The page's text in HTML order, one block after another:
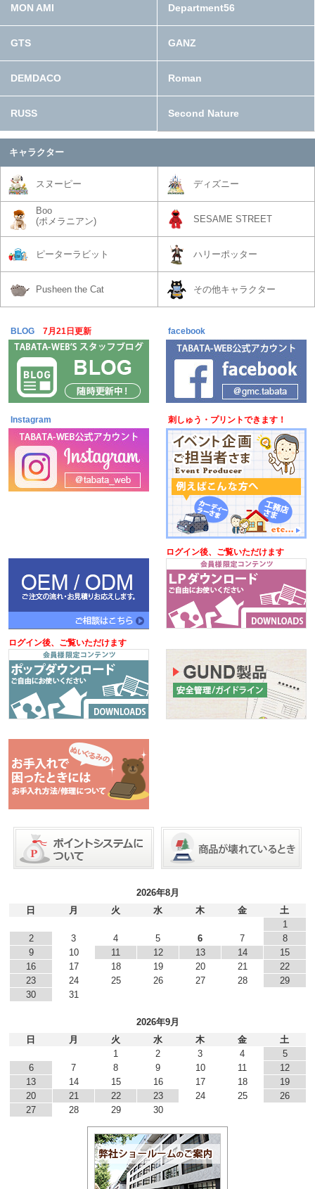
MON AMI Department56
GTS GANZ
DEMDACO Roman
RUSS Second Nature
キャラクター
スヌーピー ディズニー
Boo
(ポメラニアン)
SESAME STREET
ピーターラビット ハリーポッター
Pusheen the Cat その他キャラクター
BLOG 7月21日更新 facebook
Instagram 刺しゅう・プリントできます！
ログイン後、ご覧いただけます
ログイン後、ご覧いただけます
2026年8月
日
月 火 水 木 金
土
1
2
3 4 5 6 7
8
9
10 11 12 13 14
15
16
17 18 19 20 21
22
23
24 25 26 27 28
29
30
31
2026年9月
日
月 火 水 木 金
土
1
2 3 4
5
6
7 8 9 10 11
12
13
14 15 16 17 18
19
20
21 22 23 24 25
26
27
28 29 30